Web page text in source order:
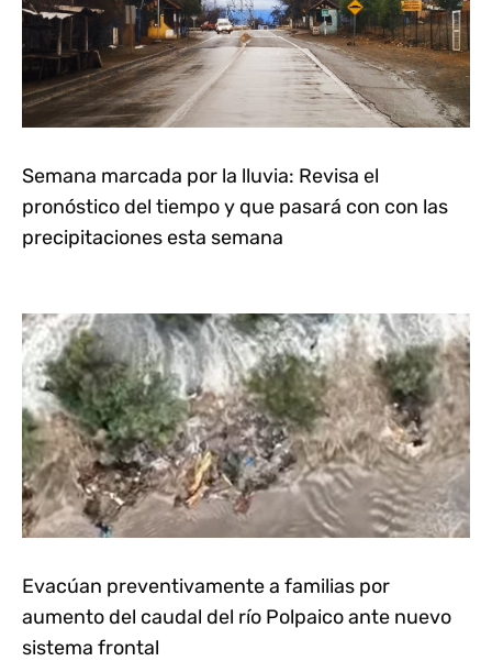
Semana marcada por la lluvia: Revisa el
pronóstico del tiempo y que pasará con con las
precipitaciones esta semana
Evacúan preventivamente a familias por
aumento del caudal del río Polpaico ante nuevo
sistema frontal